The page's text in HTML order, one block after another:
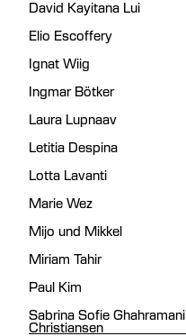
David Kayitana Lui
Elio Escoffery
Ignat Wiig
Ingmar Bötker
Laura Lupnaav
Letitia Despina
Lotta Lavanti
Marie Wez
Mijo und Mikkel
Miriam Tahir
Paul Kim
Sabrina Sofie Ghahramani
Christiansen